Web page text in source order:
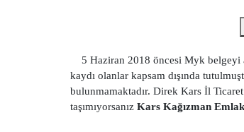
5 Haziran 2018 öncesi Myk belgeyi
kaydı olanlar kapsam dışında
bulunmamaktadır. Direk Kars İl
taşımıyorsanız Kars Kağızman